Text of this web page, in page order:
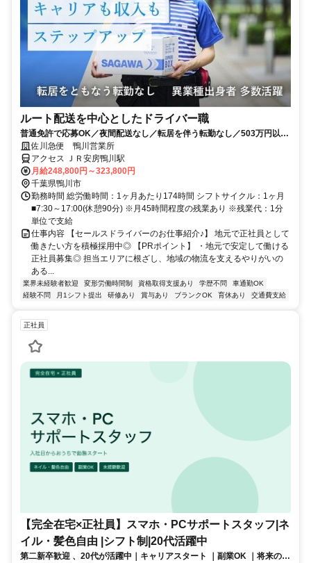
ルート配送を中心としたドライバー職
普通免許で応募OK／夜間配送なし／転居を伴う転勤なし／503万円以上
も可能！
佐川急便 鴨川営業所
アクセス ＪＲ安房鴨川駅
月給248,800円～323,800円
千葉県鴨川市
勤務時間 総労働時間：1ヶ月あたり174時間 シフトサイクル：1ヶ月
■7:30～17:00(休憩90分) ※月45時間程度の残業あり ※残業代：1分
単位で支給
仕事内容 【セールスドライバーのお仕事紹介♪】 地元で正社員として
働きたい方を積極採用中◎ 【PRポイント】 ・地元で安定して働ける
正社員募集◎ 担当エリアに根ざし、地域の物流を支えるやりがいの
ある...
業界未経験者歓迎 変形労働時間制 資格取得支援あり 学歴不問
車通勤OK
経験不問
月1シフト提出 研修あり 賞与あり ブランクOK 育休あり 交通費支給
正社員
【完全在宅×正社員】スマホ・PCサポートスタッフ|ネ
イル・髪色自由 |シフト制|20代活躍中
第二新卒歓迎 、20代が活躍中｜キャリアスタート ｜副業OK ｜将来のキ